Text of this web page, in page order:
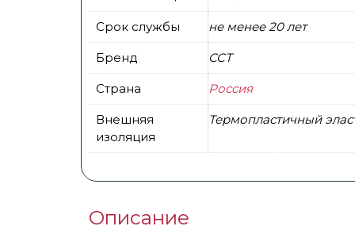
Срок службы не менее 20 лет
Бренд ССТ
Страна Россия
Внешняя
изоляция
Термопластичный
Описание